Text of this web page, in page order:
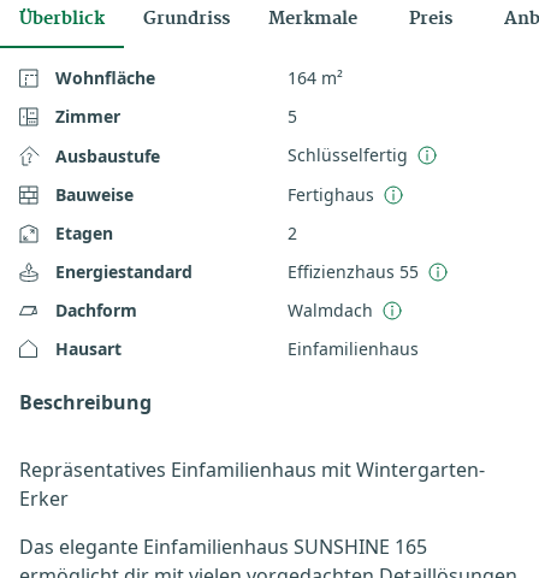
Überblick Grundriss Merkmale Preis
Wohnfläche
164 m²
Zimmer
5
Ausbaustufe
Schlüsselfertig
Bauweise
Fertighaus
Etagen
2
Energiestandard
Effizienzhaus 55
Dachform
Walmdach
Hausart
Einfamilienhaus
Beschreibung
Repräsentatives Einfamilienhaus mit Wintergarten-
Erker
Das elegante Einfamilienhaus SUNSHINE 165